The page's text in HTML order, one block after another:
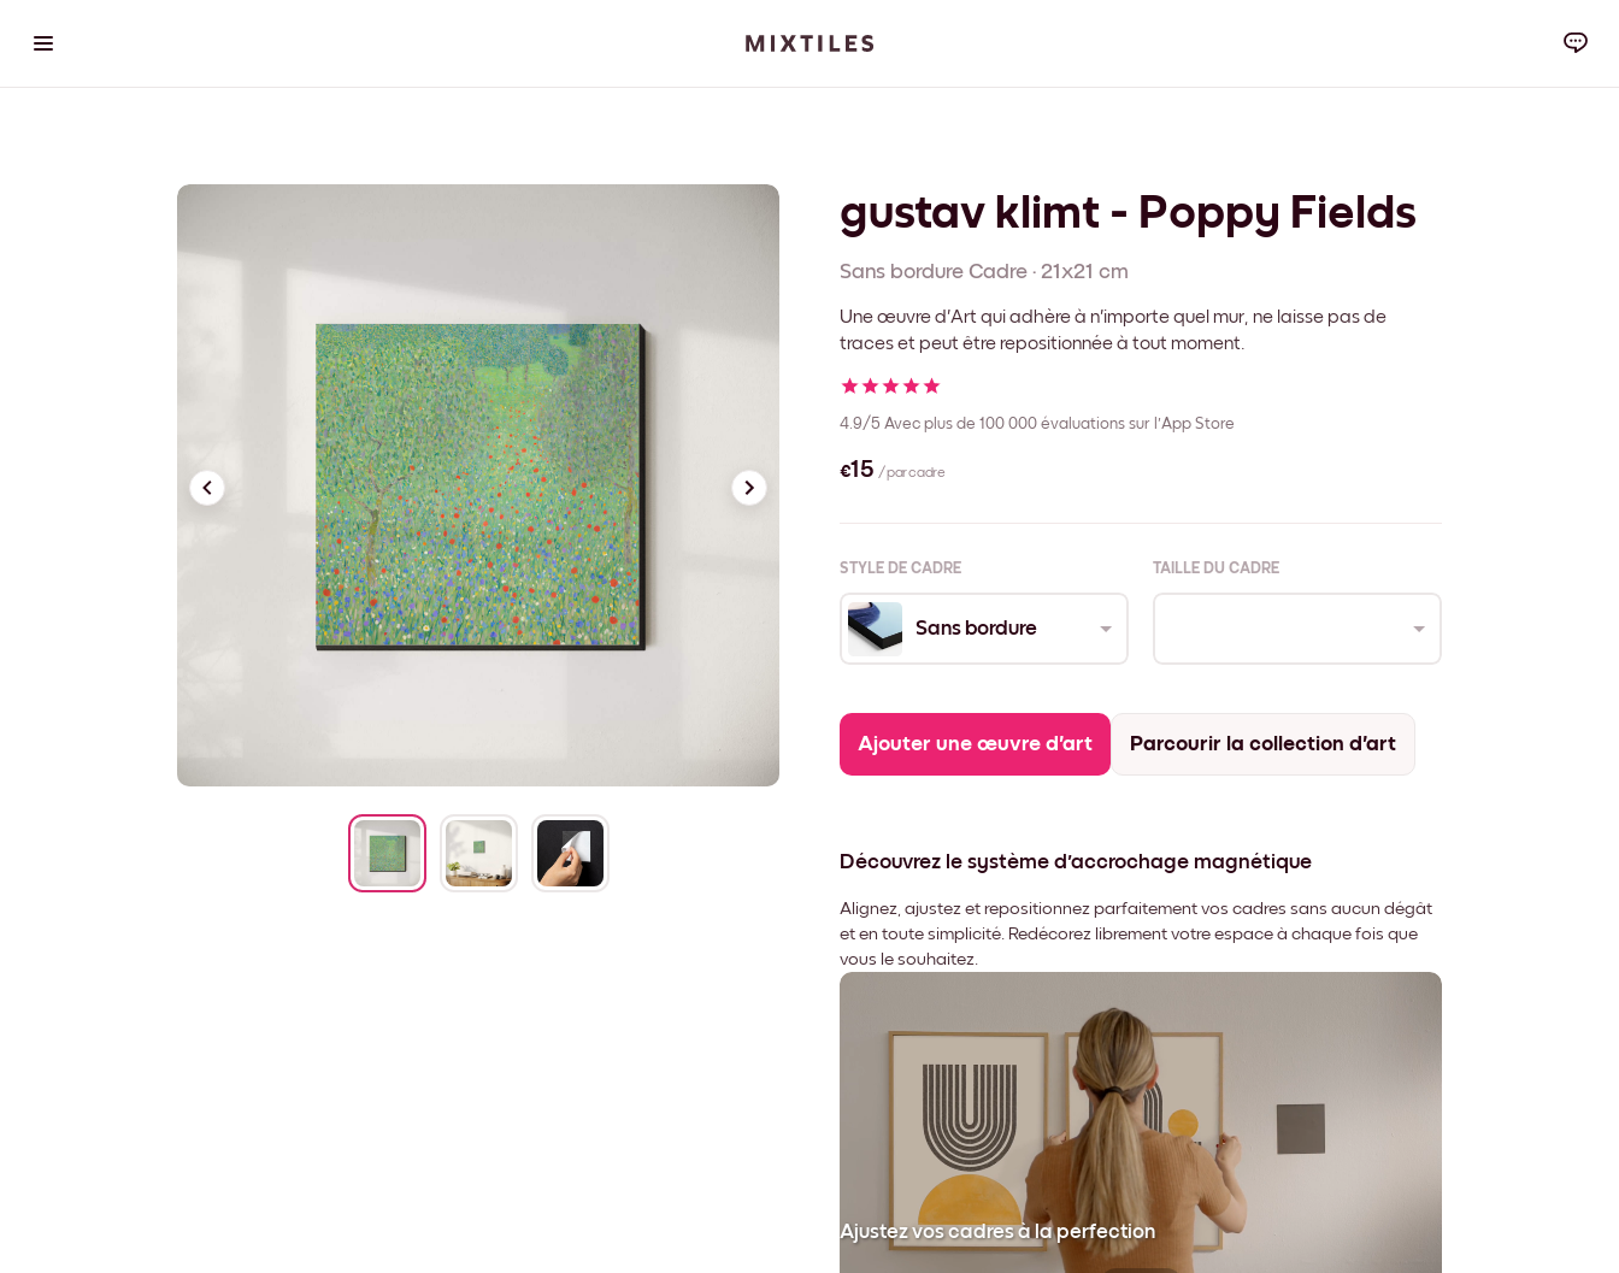
gustav klimt - Poppy Fields
Sans bordure Cadre · 21x21 cm
Une œuvre d'Art qui adhère à n'importe quel mur, ne laisse pas de
traces et peut être repositionnée à tout moment.
4.9/5 Avec plus de 100 000 évaluations sur l'App Store
€15 / par cadre
STYLE DE CADRE TAILLE DU CADRE
Sans bordure
Ajouter une œuvre d'art Parcourir la collection d'art
Découvrez le système d'accrochage magnétique
Alignez, ajustez et repositionnez parfaitement vos cadres sans aucun dégât
et en toute simplicité. Redécorez librement votre espace à chaque fois que
vous le souhaitez.
Ajustez vos cadres à la perfection